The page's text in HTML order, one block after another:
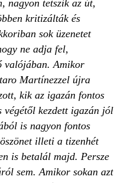
nagyon tetszik az út,
kritizálták és
sok üzenetet
ne adja fel,
valójában. Amikor
Martínezzel újra
kik az igazán fontos
kezdett igazán jól
is nagyon fontos
illeti a tizenhét
is betalál majd. Persze
sem. Amikor sokan azt